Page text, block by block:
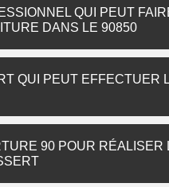
QUI PEUT
DANS LE 90850
QUI PEUT EFFECTUER
90 POUR RÉALISER